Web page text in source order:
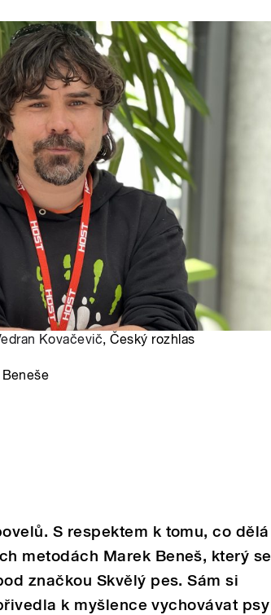
Kovačevič, Český rozhlas
S respektem k tomu, co dělá
metodách Marek Beneš, který se
značkou Skvělý pes. Sám si
k myšlence vychovávat psy